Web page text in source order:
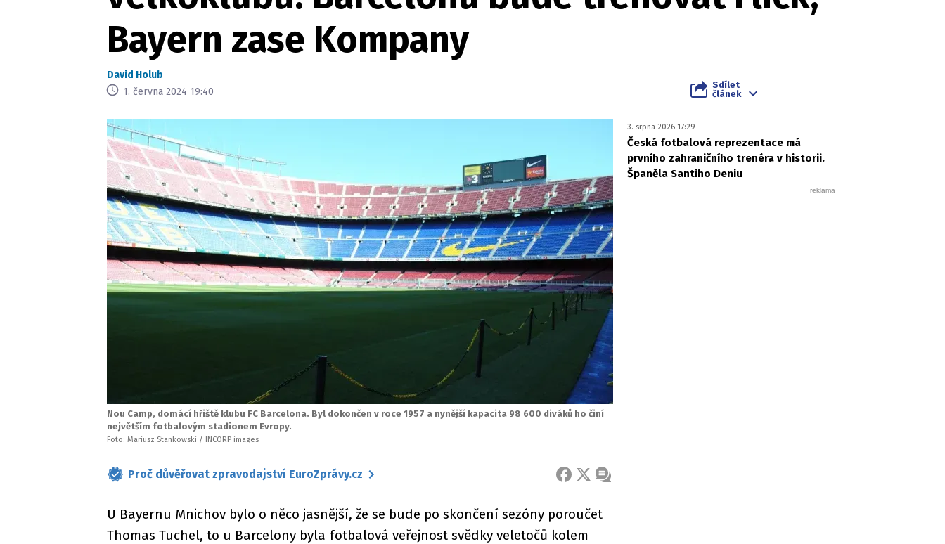
Bayern zase Kompany
David Holub
1. června 2024 19:40
Sdílet
článek
Nou Camp, domácí hřiště klubu FC Barcelona. Byl dokončen v roce 1957 a nynější kapacita 98 600 diváků ho činí
největším fotbalovým stadionem Evropy.
Foto: Mariusz Stankowski / INCORP images
Proč důvěřovat zpravodajství EuroZprávy.cz FACEBOOK
X ZPRÁVA
U Bayernu Mnichov bylo o něco jasnější, že se bude po skončení sezóny poroučet
Thomas Tuchel, to u Barcelony byla fotbalová veřejnost svědky veletočů kolem
3. srpna 2026 17:29
Česká fotbalová reprezentace má
prvního zahraničního trenéra v historii.
Španěla Santiho Deniu